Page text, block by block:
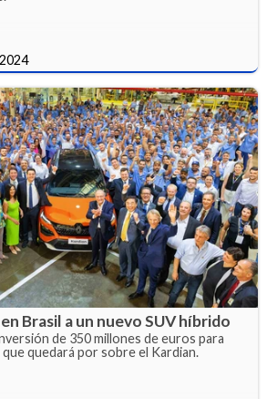
Brasil a un nuevo SUV híbrido
de 350 millones de euros para
quedará por sobre el Kardian.